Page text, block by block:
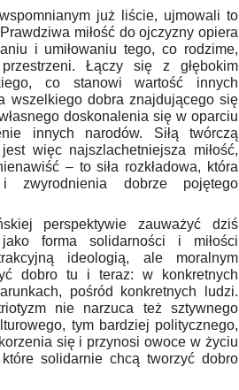
już liście, ujmowali to
miłość do ojczyzny opiera
i umiłowaniu tego, co rodzime,
Łączy się z głębokim
co stanowi wartość innych
wszelkiego dobra znajdującego się
doskonalenia się w oparciu
innych narodów. Siłą twórczą
więc najszlachetniejsza miłość,
– to siła rozkładowa, która
dobrze pojętego
perspektywie zauważyć dziś
forma solidarności i miłości
ideologią, ale moralnym
dobro tu i teraz: w konkretnych
pośród konkretnych ludzi.
nie narzuca też sztywnego
tym bardziej politycznego,
się i przynosi owoce w życiu
solidarnie chcą tworzyć dobro